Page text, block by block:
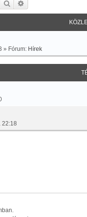
Keresés
» Fórum: Hírek
22:18